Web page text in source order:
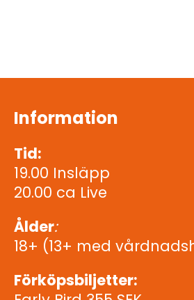
Information
Tid:
19.00 Insläpp
20.00 ca Live
Ålder:
18+ (13+ med
Förköpsbiljetter: